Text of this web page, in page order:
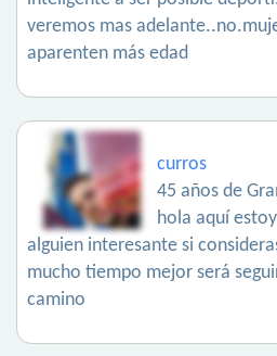
veremos mas
aparenten más edad
curros
45 años de
hola aquí
alguien interesante si
mucho tiempo mejor será
camino